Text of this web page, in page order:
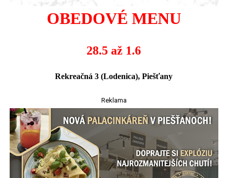
OBEDOVÉ MENU
28.5 až 1.6
Rekreačná 3 (Lodenica), Piešťany
Reklama